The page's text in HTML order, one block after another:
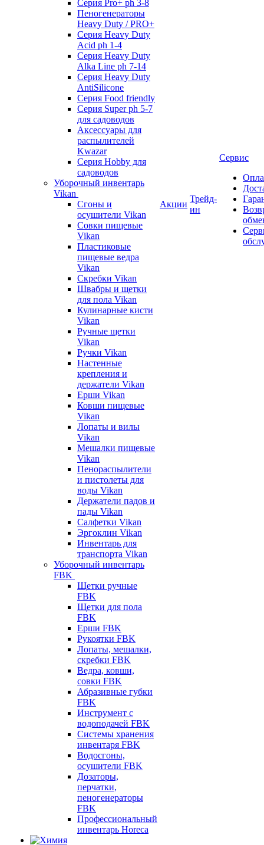
Серия Pro+ ph 3-8
Пеногенераторы
Heavy Duty / PRO+
Серия Heavy Duty
Acid ph 1-4
Серия Heavy Duty
Alka Line ph 7-14
Серия Heavy Duty
AntiSilicone
Серия Food friendly
Серия Super ph 5-7
для садоводов
Аксессуары для
распылителей
Kwazar
Серия Hobby для
садоводов
Уборочный инвентарь
Vikan
Сгоны и
осушители Vikan
Совки пищевые
Vikan
Пластиковые
пищевые ведра
Vikan
Скребки Vikan
Швабры и щетки
для пола Vikan
Кулинарные кисти
Vikan
Ручные щетки
Vikan
Ручки Vikan
Настенные
крепления и
держатели Vikan
Ерши Vikan
Ковши пищевые
Vikan
Лопаты и вилы
Vikan
Мешалки пищевые
Vikan
Пенораспылители
и пистолеты для
воды Vikan
Держатели падов и
пады Vikan
Салфетки Vikan
Эргоклин Vikan
Инвентарь для
транспорта Vikan
Уборочный инвентарь
FBK
Щетки ручные
FBK
Щетки для пола
FBK
Ерши FBK
Рукоятки FBK
Лопаты, мешалки,
скребки FBK
Ведра, ковши,
совки FBK
Абразивные губки
FBK
Инструмент с
водоподачей FBK
Системы хранения
инвентаря FBK
Водосгоны,
осушители FBK
Дозаторы,
перчатки,
пеногенераторы
FBK
Профессиональный
инвентарь Horeca
Акции
Трейд-
ин
Сервис